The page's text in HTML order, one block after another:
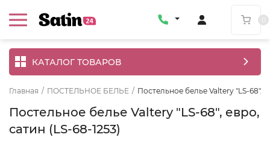
КАТАЛОГ ТОВАРОВ
Главная / ПОСТЕЛЬНОЕ БЕЛЬЕ / Постельное белье Valtery "LS-68",
Постельное белье Valtery "LS-68", евро,
сатин (LS-68-1253)